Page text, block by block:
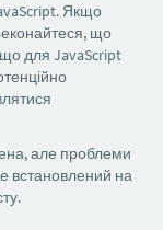
Якщо
що
для JavaScript
але проблеми
встановлений на